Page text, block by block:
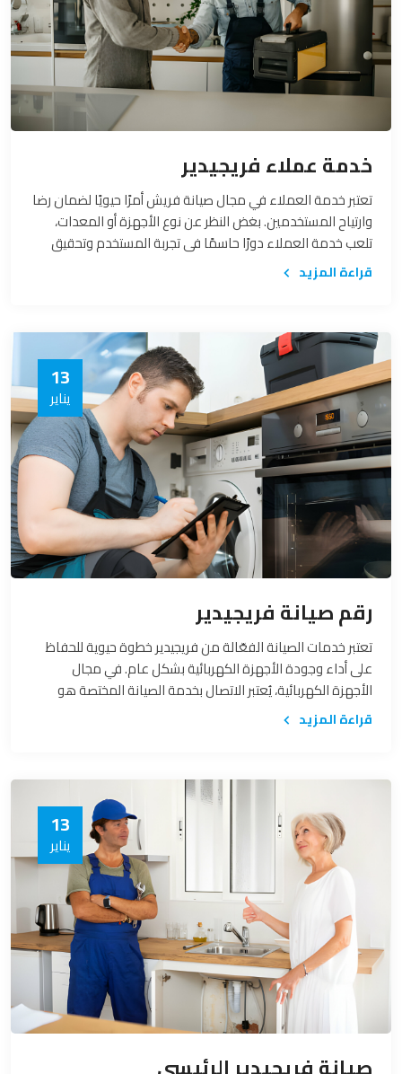
خدمة عملاء فريجيدير
تعتبر خدمة العملاء في مجال صيانة فريش أمرًا حيويًا لضمان رضا
وارتياح المستخدمين. بغض النظر عن نوع الأجهزة أو المعدات،
تلعب خدمة العملاء دورًا حاسمًا في تجربة المستخدم وتحقيق
الثقة بين العميل والشركة المقدمة للخدمة. في هذا السياق،
سنتناول أهمية خدمة عملاء صيانة فريش وكيف يمكن لها أن
قراءة المزيد
13
يناير
رقم صيانة فريجيدير
تعتبر خدمات الصيانة الفعّالة من فريجيدير خطوة حيوية للحفاظ
على أداء وجودة الأجهزة الكهربائية بشكل عام. في مجال
الأجهزة الكهربائية، يُعتبر الاتصال بخدمة الصيانة المختصة هو
الطريق الأمثل لضمان استمرار عمل الأجهزة بكفاءة وتأكيد
استمرار جودتها. في هذا السياق، سنستعرض أهمية الاتصال
تجربة المستخدم.
قراءة المزيد
13
يناير